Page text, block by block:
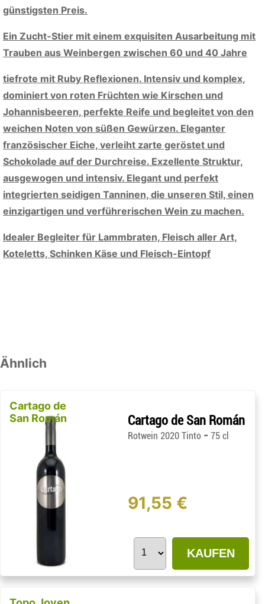
günstigsten Preis.
Ein Zucht-Stier mit einem exquisiten Ausarbeitung mit
Trauben aus Weinbergen zwischen 60 und 40 Jahre
tiefrote mit Ruby Reflexionen. Intensiv und komplex,
dominiert von roten Früchten wie Kirschen und
Johannisbeeren, perfekte Reife und begleitet von den
weichen Noten von süßen Gewürzen. Eleganter
französischer Eiche, verleiht zarte geröstet und
Schokolade auf der Durchreise. Exzellente Struktur,
ausgewogen und intensiv. Elegant und perfekt
integrierten seidigen Tanninen, die unseren Stil, einen
einzigartigen und verführerischen Wein zu machen.
Idealer Begleiter für Lammbraten, Fleisch aller Art,
Koteletts, Schinken Käse und Fleisch-Eintopf
Ähnlich
Cartago de
San Román
Cartago de San Román
Rotwein 2020 Tinto -75 cl
91,55 €
KAUFEN